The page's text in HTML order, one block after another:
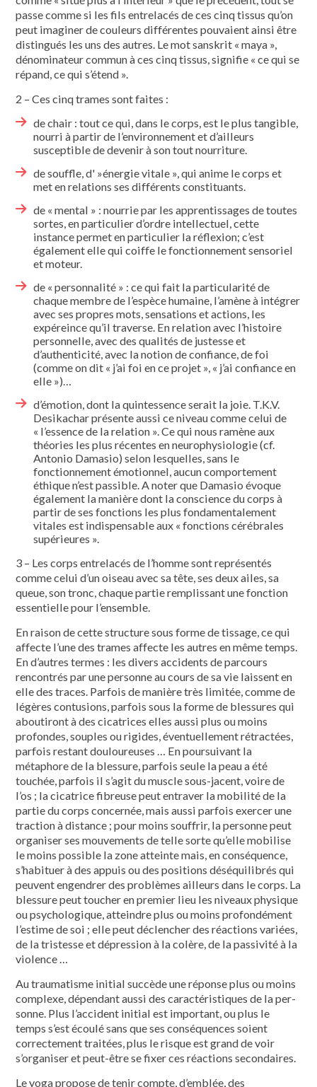
passe comme si les fils entrelacés de ces cinq tissus qu’on
peut imaginer de couleurs différentes pouvaient ainsi être
distingués les uns des autres. Le mot sanskrit « maya »,
dénominateur commun à ces cinq tissus, signifie « ce qui se
répand, ce qui s’étend ».
2 – Ces cinq trames sont faites :
de chair : tout ce qui, dans le corps, est le plus tangible,
nourri à partir de l’environnement et d’ailleurs
susceptible de devenir à son tout nourriture.
de souffle, d' »énergie vitale », qui anime le corps et
met en relations ses différents constituants.
de « mental » : nourrie par les apprentissages de toutes
sortes, en particulier d’ordre intellectuel, cette
instance permet en particulier la réflexion; c’est
également elle qui coiffe le fonctionnement sensoriel
et moteur.
de « personnalité » : ce qui fait la particularité de
chaque membre de l’espèce humaine, l’amène à intégrer
avec ses propres mots, sensations et actions, les
expéreince qu’il traverse. En relation avec l’histoire
personnelle, avec des qualités de justesse et
d’authenticité, avec la notion de confiance, de foi
(comme on dit « j’ai foi en ce projet », « j’ai confiance en
elle »)…
d’émotion, dont la quintessence serait la joie. T.K.V.
Desikachar présente aussi ce niveau comme celui de
« l’essence de la relation ». Ce qui nous ramène aux
théories les plus récentes en neurophysiologie (cf.
Antonio Damasio) selon lesquelles, sans le
fonctionnement émotionnel, aucun comportement
éthique n’est passible. A noter que Damasio évoque
également la manière dont la conscience du corps à
partir de ses fonctions les plus fondamentalement
vitales est indispensable aux « fonctions cérébrales
supérieures ».
3 – Les corps entrelacés de l’homme sont représentés
comme celui d’un oiseau avec sa tête, ses deux ailes, sa
queue, son tronc, chaque partie remplis­sant une fonction
essentielle pour l’en­semble.
En raison de cette structure sous forme de tissage, ce qui
affecte l’une des trames affecte les autres en même temps.
En d’autres termes : les divers acci­dents de parcours
rencontrés par une personne au cours de sa vie laissent en
elle des traces. Parfois de manière très limitée, comme de
légères contusions, parfois sous la forme de blessures qui
aboutiront à des cicatrices elles aussi plus ou moins
profondes, souples ou rigides, éventuellement rétractées,
par­fois restant douloureuses … En poursui­vant la
métaphore de la blessure, parfois seule la peau a été
touchée, parfois il s’agit du muscle sous-jacent, voire de
l’os ; la cicatrice fibreuse peut entraver la mobilité de la
partie du corps concer­née, mais aussi parfois exercer une
trac­tion à distance ; pour moins souffrir, la personne peut
organiser ses mouvements de telle sorte qu’elle mobilise
le moins possible la zone atteinte mais, en consé­quence,
s’habituer à des appuis ou des positions déséquilibrés qui
peuvent engendrer des problèmes ailleurs dans le corps. La
blessure peut toucher en pre­mier lieu les niveaux physique
ou psy­chologique, atteindre plus ou moins pro­fondément
l’estime de soi ; elle peut déclencher des réactions variées,
de la tristesse et dépression à la colère, de la passivité à la
violence …
Au traumatisme initial succède une réponse plus ou moins
complexe, dépen­dant aussi des caractéristiques de la per­
sonne. Plus l’accident initial est impor­tant, ou plus le
temps s’est écoulé sans que ses conséquences soient
correcte­ment traitées, plus le risque est grand de voir
s’organiser et peut-être se fixer ces réactions secondaires.
Le yoga propose de tenir compte, d’emblée, des